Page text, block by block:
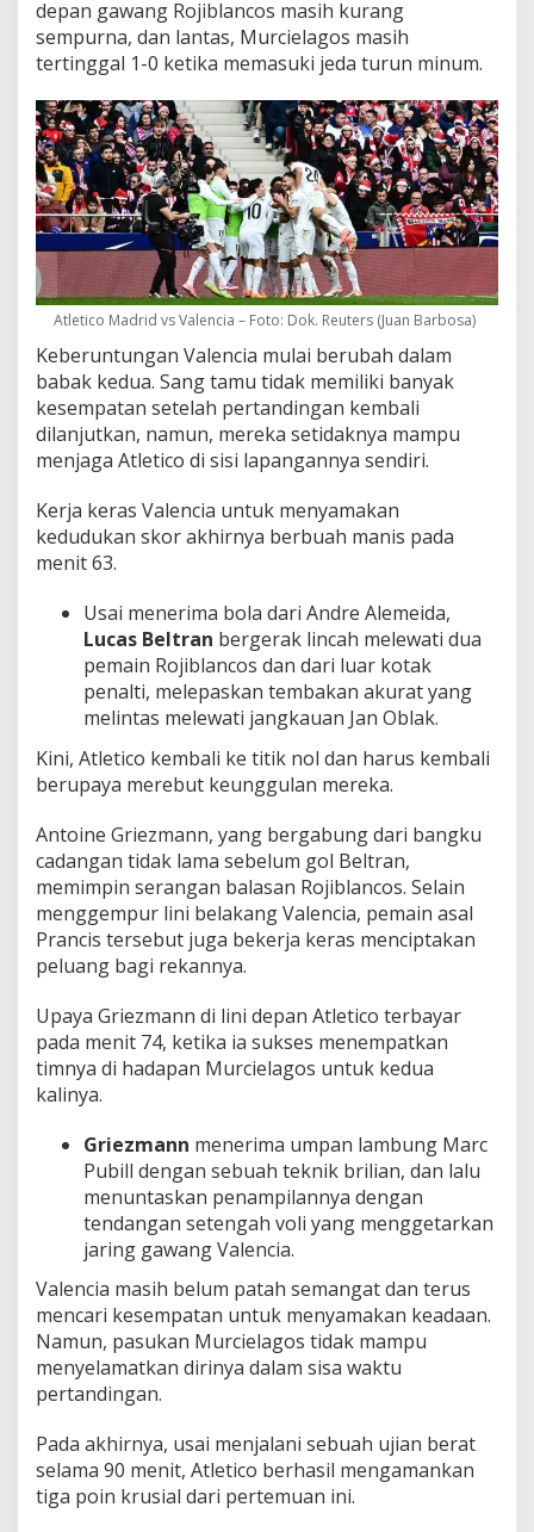
depan gawang Rojiblancos masih kurang
sempurna, dan lantas, Murcielagos masih
tertinggal 1-0 ketika memasuki jeda turun minum.
Atletico Madrid vs Valencia – Foto: Dok. Reuters (Juan Barbosa)
Keberuntungan Valencia mulai berubah dalam
babak kedua. Sang tamu tidak memiliki banyak
kesempatan setelah pertandingan kembali
dilanjutkan, namun, mereka setidaknya mampu
menjaga Atletico di sisi lapangannya sendiri.
Kerja keras Valencia untuk menyamakan
kedudukan skor akhirnya berbuah manis pada
menit 63.
Usai menerima bola dari Andre Alemeida,
Lucas Beltran bergerak lincah melewati dua
pemain Rojiblancos dan dari luar kotak
penalti, melepaskan tembakan akurat yang
melintas melewati jangkauan Jan Oblak.
Kini, Atletico kembali ke titik nol dan harus kembali
berupaya merebut keunggulan mereka.
Antoine Griezmann, yang bergabung dari bangku
cadangan tidak lama sebelum gol Beltran,
memimpin serangan balasan Rojiblancos. Selain
menggempur lini belakang Valencia, pemain asal
Prancis tersebut juga bekerja keras menciptakan
peluang bagi rekannya.
Upaya Griezmann di lini depan Atletico terbayar
pada menit 74, ketika ia sukses menempatkan
timnya di hadapan Murcielagos untuk kedua
kalinya.
Griezmann menerima umpan lambung Marc
Pubill dengan sebuah teknik brilian, dan lalu
menuntaskan penampilannya dengan
tendangan setengah voli yang menggetarkan
jaring gawang Valencia.
Valencia masih belum patah semangat dan terus
mencari kesempatan untuk menyamakan keadaan.
Namun, pasukan Murcielagos tidak mampu
menyelamatkan dirinya dalam sisa waktu
pertandingan.
Pada akhirnya, usai menjalani sebuah ujian berat
selama 90 menit, Atletico berhasil mengamankan
tiga poin krusial dari pertemuan ini.